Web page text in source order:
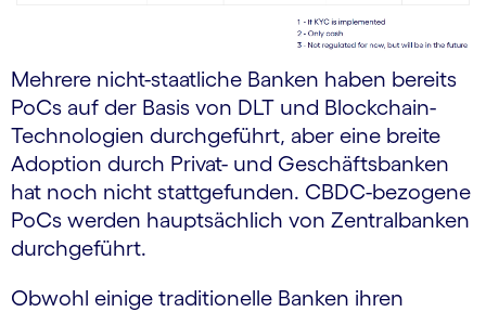
Mehrere nicht-staatliche Banken haben bereits
PoCs auf der Basis von DLT und Blockchain-
Technologien durchgeführt, aber eine breite
Adoption durch Privat- und Geschäftsbanken
hat noch nicht stattgefunden. CBDC-bezogene
PoCs werden hauptsächlich von Zentralbanken
durchgeführt.
Obwohl einige traditionelle Banken ihren